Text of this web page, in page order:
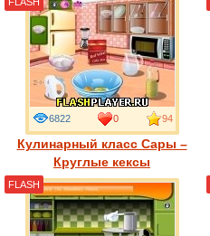
Кулинарный класс Сары –
Круглые кексы
6822 0 94
FLASH